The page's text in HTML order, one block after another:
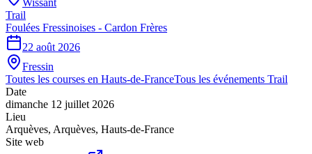
Trail
Foulées Fressinoises - Cardon Frères
22 août 2026
Fressin
Toutes les courses en Hauts-de-FranceTous les événements Trail
Date
dimanche 12 juillet 2026
Lieu
Arquèves, Arquèves, Hauts-de-France
Site web